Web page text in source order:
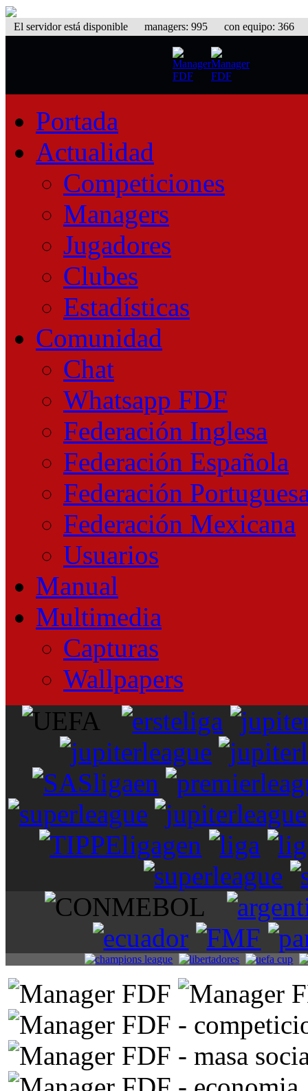
El servidor está disponible managers: 995 con equipo: 366
Portada
Actualidad
Competiciones
Managers
Jugadores
Clubes
Estadísticas
Comunidad
Chat
Whatsapp FDF
Federación Inglesa
Federación Española
Federación
Federación Mexicana
Usuarios
Manual
Multimedia
Capturas
Wallpapers